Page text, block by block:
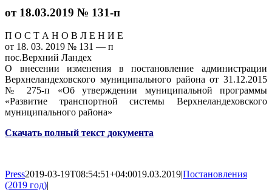
от 18.03.2019 № 131-п
П О С Т А Н О В Л Е Н И Е
от 18. 03. 2019 № 131 — п
пос.Верхний Ландех
О внесении изменения в постановление администрации
Верхнеландеховского муниципального района от 31.12.2015
№ 275-п «Об утверждении муниципальной программы
«Развитие транспортной системы Верхнеландеховского
муниципального района»
Скачать полный текст документа
Press2019-03-19T08:54:51+04:0019.03.2019|Постановления
(2019 год)|